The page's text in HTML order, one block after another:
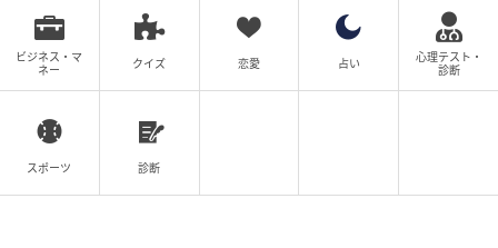
ビジネス・マ
ネー
クイズ 恋愛 占い
心理テスト・
診断
スポーツ 診断